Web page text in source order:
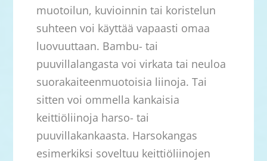
muotoilun, kuvioinnin tai koristelun
suhteen voi käyttää vapaasti omaa
luovuuttaan. Bambu- tai
puuvillalangasta voi virkata tai neuloa
suorakaiteenmuotoisia liinoja. Tai
sitten voi ommella kankaisia
keittiöliinoja harso- tai
puuvillakankaasta. Harsokangas
esimerkiksi soveltuu keittiöliinojen